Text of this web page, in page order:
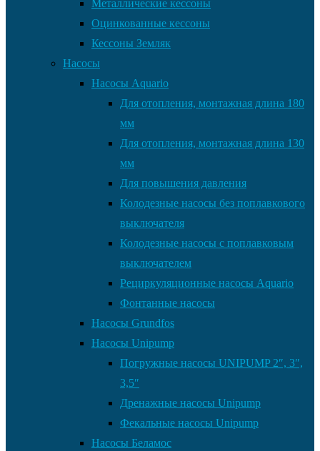
Металлические кессоны
Оцинкованные кессоны
Кессоны Земляк
Насосы
Насосы Aquario
Для отопления, монтажная длина 180
мм
Для отопления, монтажная длина 130
мм
Для повышения давления
Колодезные насосы без поплавкового
выключателя
Колодезные насосы с поплавковым
выключателем
Рециркуляционные насосы Aquario
Фонтанные насосы
Насосы Grundfos
Насосы Unipump
Погружные насосы UNIPUMP 2″, 3″,
3,5″
Дренажные насосы Unipump
Фекальные насосы Unipump
Насосы Беламос